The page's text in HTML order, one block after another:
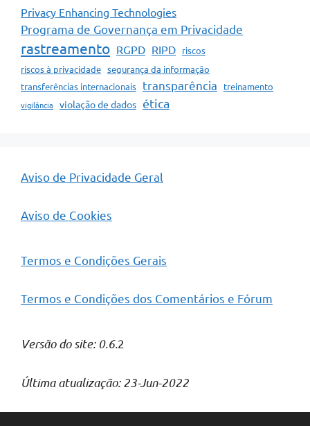
Privacy Enhancing Technologies
Programa de Governança em Privacidade
rastreamento RGPD RIPD riscos
riscos à privacidade segurança da informação
transferências internacionais transparência treinamento
vigilância violação de dados ética
Aviso de Privacidade Geral
Aviso de Cookies
Termos e Condições Gerais
Termos e Condições dos Comentários e Fórum
Versão do site: 0.6.2
Última atualização: 23-Jun-2022